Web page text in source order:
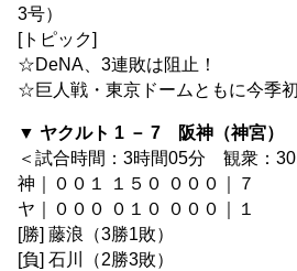
3号）
[トピック]
☆DeNA、3連敗は阻止！
☆巨人戦・東京ドームともに今季初
▼ ヤクルト 1 － 7 阪神（神宮）
＜試合時間：3時間05分 観衆：
神｜００１ １５０ ０００｜７
ヤ｜０００ ０１０ ０００｜１
[勝] 藤浪（3勝1敗）
[負] 石川（2勝3敗）